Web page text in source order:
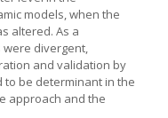
models, when the
altered. As a
divergent,
and validation by
be determinant in the
approach and the